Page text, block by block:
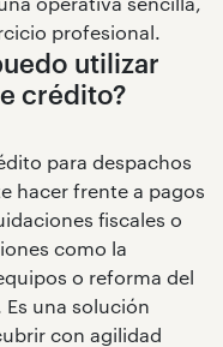
profesional.
utilizar
crédito?
para despachos
hacer frente a pagos
fiscales o
como la
o reforma del
una solución
con agilidad